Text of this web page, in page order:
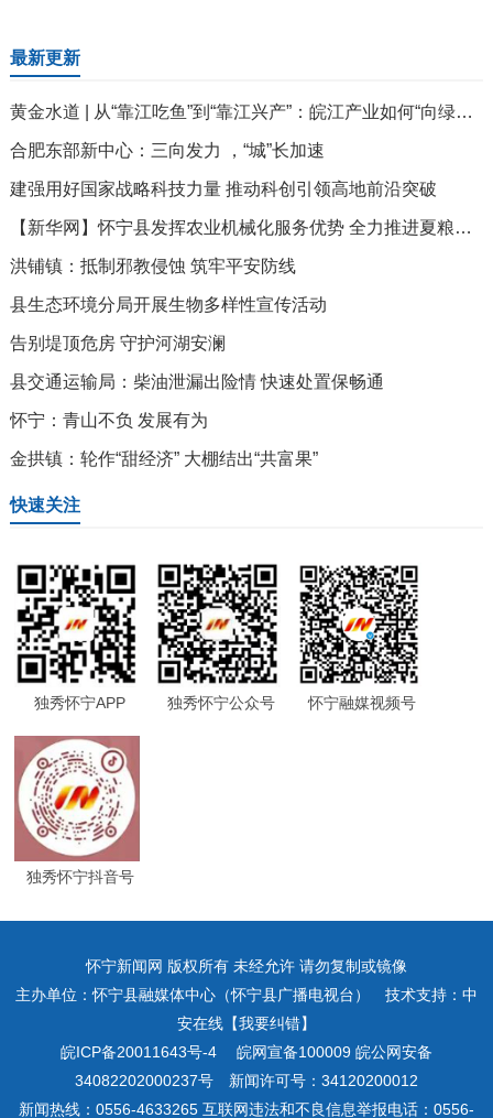
最新更新
黄金水道 | 从“靠江吃鱼”到“靠江兴产”：皖江产业如何“向绿而生”？
合肥东部新中心：三向发力 ，“城”长加速
建强用好国家战略科技力量 推动科创引领高地前沿突破
【新华网】怀宁县发挥农业机械化服务优势 全力推进夏粮抢收
洪铺镇：抵制邪教侵蚀 筑牢平安防线
县生态环境分局开展生物多样性宣传活动
告别堤顶危房 守护河湖安澜
县交通运输局：柴油泄漏出险情 快速处置保畅通
怀宁：青山不负 发展有为
金拱镇：轮作“甜经济” 大棚结出“共富果”
快速关注
独秀怀宁APP 独秀怀宁公众号 怀宁融媒视频号
独秀怀宁抖音号
怀宁新闻网 版权所有 未经允许 请勿复制或镜像
主办单位：怀宁县融媒体中心（怀宁县广播电视台） 技术支持：中
安在线【我要纠错】
皖ICP备20011643号-4皖网宣备100009 皖公网安备
34082202000237号 新闻许可号：34120200012
新闻热线：0556-4633265 互联网违法和不良信息举报电话：0556-